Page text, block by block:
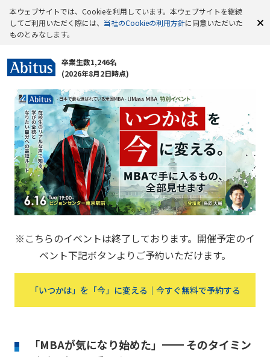
本ウェブサイトでは、Cookieを利用しています。本ウェブサイトを継続
してご利用いただく際には、 当社のCookieの利用方針に同意いただいた
ものとみなします。
卒業生数1,246名
(2026年8月2日時点)
※こちらのイベントは終了しております。開催予定のイ
ベント下記ボタンよりご予約いただけます。
「いつかは」を「今」に変える｜今すぐ無料で予約する
「MBAが気になり始めた」━━ そのタイミン